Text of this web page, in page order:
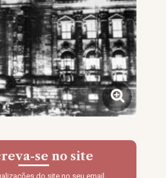
se no site
do site no seu email